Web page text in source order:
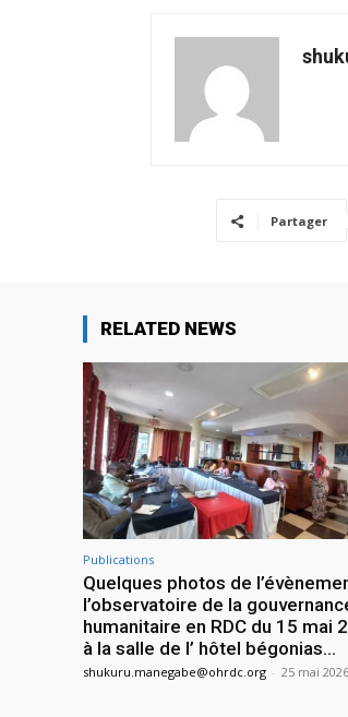
Partager
RELATED NEWS
Publications
Quelques photos de
l’observatoire de la
humanitaire en RDC du 15 mai
à la salle de l’ hôtel bégonias...
shukuru.manegabe@ohrdc.org - 25 mai 2026